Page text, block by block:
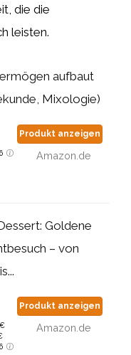
die die
leisten.
aufbaut
Mixologie)
Produkt anzeigen
Amazon.de
Goldene
– von
Produkt anzeigen
Amazon.de